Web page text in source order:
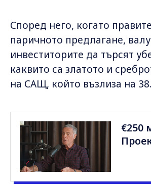
Според него, когато
паричното предлагане,
инвеститорите да търсят
каквито са златото и
на САЩ, който възлиза на
€250